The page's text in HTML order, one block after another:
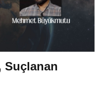
Suçlanan